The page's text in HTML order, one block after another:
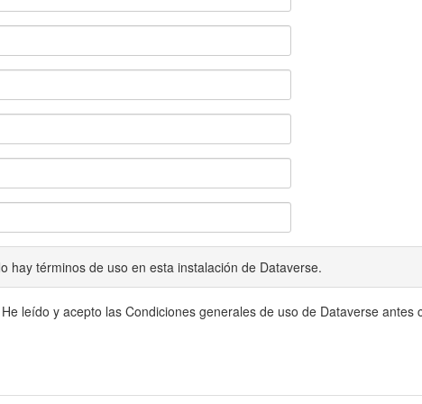
hay términos de uso en esta instalación de Dataverse.
He leído y acepto las Condiciones generales de uso de Dataverse antes